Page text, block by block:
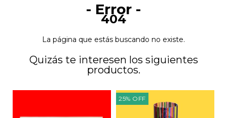
- Error -
404
La página que estás buscando no existe.
Quizás te interesen los siguientes
productos.
25% OFF